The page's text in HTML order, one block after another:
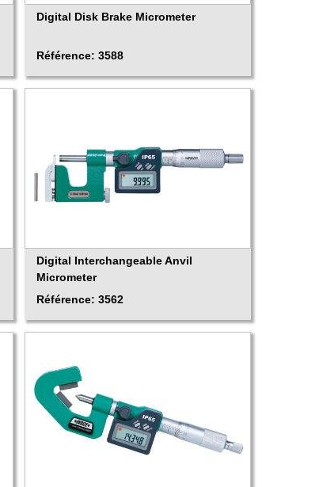
Digital Disk Brake Micrometer
Référence: 3588
Digital Interchangeable Anvil
Micrometer
Référence: 3562